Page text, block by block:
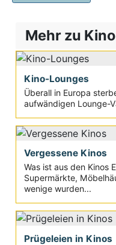
Mehr zu Kino
Kino-Lounges
Überall in Europa
aufwändigen Lounge-
Vergessene Kinos
Was ist aus den Kinos
Supermärkte,
wenige wurden...
Prügeleien in Kinos